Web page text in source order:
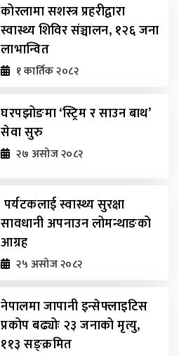
कोरलामा सशस्त्र प्रहरीद्वारा
स्वास्थ्य शिविर संञ्चालन, १२६ जना
लाभान्वित
१ कार्तिक २०८२
घरपझोङमा ‘स्ट्रिम र साउन बाथ’
सेवा सुरु
२७ असोज २०८२
पर्यटकलाई स्वास्थ्य सुरक्षा
सावधानी अपनाउन लोमन्थाङको
आग्रह
२५ असोज २०८२
नेपालमा जापानी इन्सेफ्लाइटिस
प्रकोप बढ्योः २३ जनाको मृत्यु,
११३ सङ्क्रमित